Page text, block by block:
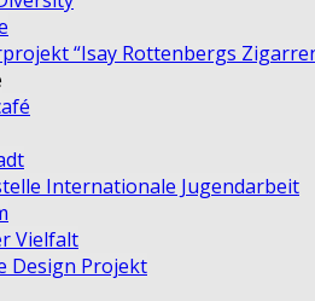
“Isay Rottenbergs
Internationale Jugendarbeit
Vielfalt
Design Projekt